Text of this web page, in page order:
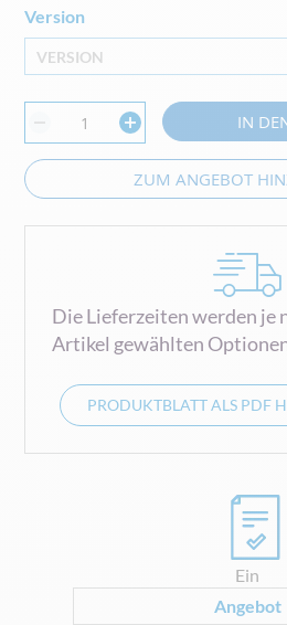
Version
VERSION
IN
ZUM ANGEBOT
Die Lieferzeiten werden je
Artikel gewählten
PRODUKTBLATT ALS PDF
Ein
Angebot